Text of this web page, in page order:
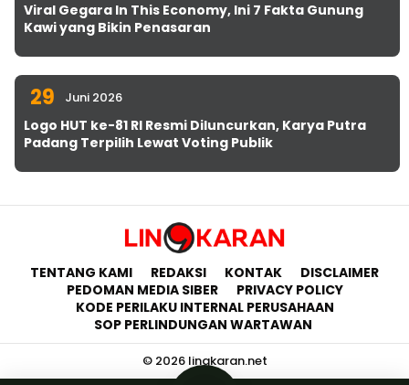
Viral Gegara In This Economy, Ini 7 Fakta Gunung
Kawi yang Bikin Penasaran
29 Juni 2026
Logo HUT ke-81 RI Resmi Diluncurkan, Karya Putra
Padang Terpilih Lewat Voting Publik
TENTANG KAMI REDAKSI KONTAK
DISCLAIMER
PEDOMAN MEDIA SIBER
PRIVACY POLICY
KODE PERILAKU INTERNAL PERUSAHAAN
SOP PERLINDUNGAN WARTAWAN
© 2026 lingkaran.net